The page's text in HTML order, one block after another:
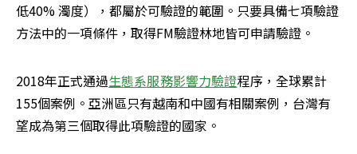
低40% 濁度），都屬於可驗證的範圍。只要具備七項驗證
方法中的一項條件，取得FM驗證林地皆可申請驗證。
2018年正式通過生態系服務影響力驗證程序，全球累計
155個案例。亞洲區只有越南和中國有相關案例，台灣有
望成為第三個取得此項驗證的國家。